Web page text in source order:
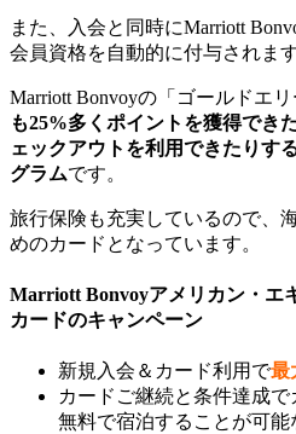
また、入会と同時にMarriott
会員資格を自動的に付与されます
Marriott Bonvoyの「ゴールドエリ
も25%多くポイントを獲得でき
ェックアウトを利用できたりす
グラムです。
旅行保険も充実しているので、
めのカードとなっています。
Marriott Bonvoyアメリカン・エ
カードのキャンペーン
新規入会＆カード利用で最
カードご継続と条件達成
無料で宿泊することが可